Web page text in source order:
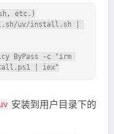
etc.)
uv/install.sh |
ByPass -c "irm
安装到用户目录下的